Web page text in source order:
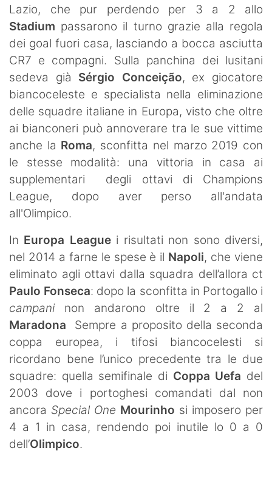
Lazio, che pur perdendo per 3 a 2 allo
Stadium passarono il turno grazie alla regola
dei goal fuori casa, lasciando a bocca asciutta
CR7 e compagni. Sulla panchina dei lusitani
sedeva già Sérgio Conceição, ex giocatore
biancoceleste e specialista nella eliminazione
delle squadre italiane in Europa, visto che oltre
ai bianconeri può annoverare tra le sue vittime
anche la Roma, sconfitta nel marzo 2019 con
le stesse modalità: una vittoria in casa ai
supplementari degli ottavi di Champions
League, dopo aver perso all'andata
all'Olimpico.
In Europa Leaguei risultati non sono diversi,
nel 2014 a farne le spese è il Napoli, che viene
eliminato agli ottavi dalla squadra dell’allora ct
Paulo Fonseca: dopo la sconfitta in Portogallo i
campaninon andarono oltre il 2 a 2 al
Maradona Sempre a proposito della seconda
coppa europea, i tifosi biancocelesti si
ricordano bene l’unico precedente tra le due
squadre: quella semifinale di Coppa Uefa del
2003 dove i portoghesi comandati dal non
ancora Special One Mourinho si imposero per
4 a 1 in casa, rendendo poi inutile lo 0 a 0
dell’Olimpico.